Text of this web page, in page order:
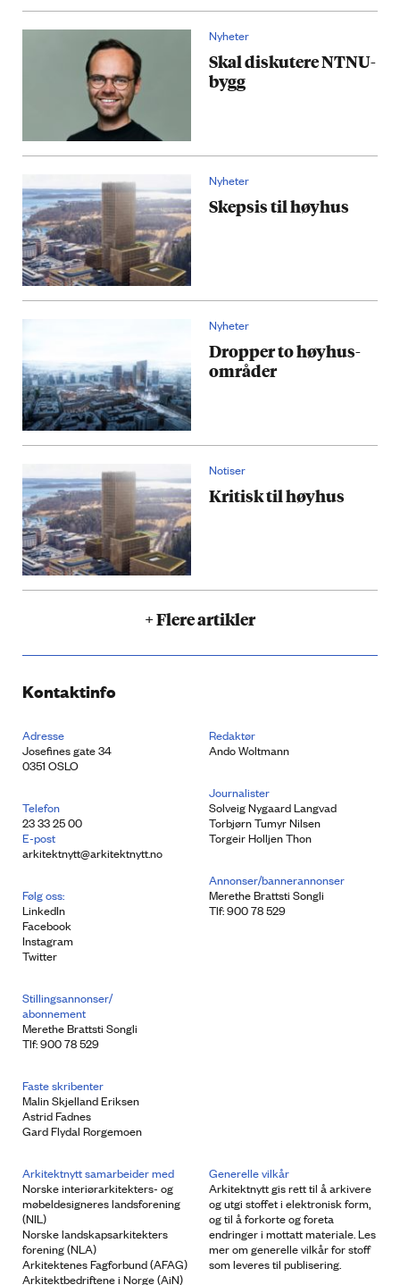
Nyheter
Skal diskutere NTNU-
bygg
Nyheter
Skepsis til høyhus
Nyheter
Dropper to høyhus-
områder
Notiser
Kritisk til høyhus
+ Flere artikler
Kontaktinfo
Adresse
Josefines gate 34
0351 OSLO
Telefon
23 33 25 00
E-post
arkitektnytt@arkitektnytt.no
Følg oss:
LinkedIn
Facebook
Instagram
Twitter
Redaktør
Ando Woltmann
Journalister
Solveig Nygaard Langvad
Torbjørn Tumyr Nilsen
Torgeir Holljen Thon
Annonser/bannerannonser
Merethe Brattsti Songli
Tlf: 900 78 529
Stillingsannonser/
abonnement
Merethe Brattsti Songli
Tlf: 900 78 529
Faste skribenter
Malin Skjelland Eriksen
Astrid Fadnes
Gard Flydal Rorgemoen
Arkitektnytt samarbeider med
Norske interiørarkitekters- og
møbeldesigneres landsforening
(NIL)
Norske landskapsarkitekters
forening (NLA)
Arkitektenes Fagforbund (AFAG)
Arkitektbedriftene i Norge (AiN)
Generelle vilkår
Arkitektnytt gis rett til å arkivere
og utgi stoffet i elektronisk form,
og til å forkorte og foreta
endringer i mottatt materiale. Les
mer om generelle vilkår for stoff
som leveres til publisering.